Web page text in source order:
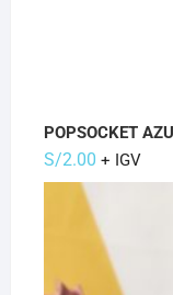
POPSOCKET
S/2.00 + IGV